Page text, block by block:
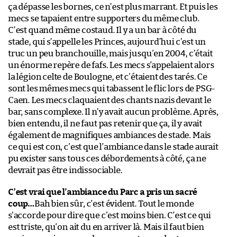
ça dépasse les bornes, ce n’est plus marrant. Et puis les
mecs se tapaient entre supporters du même club.
C’est quand même costaud. Il y a un bar à côté du
stade, qui s’appelle les Princes, aujourd’hui c’est un
truc un peu branchouille, mais jusqu’en 2004, c’était
un énorme repère de fafs. Les mecs s’appelaient alors
la légion celte de Boulogne, et c’étaient des tarés. Ce
sont les mêmes mecs qui tabassent le flic lors de PSG-
Caen. Les mecs claquaient des chants nazis devant le
bar, sans complexe. Il n’y avait aucun problème. Après,
bien entendu, il ne faut pas retenir que ça, il y avait
également de magnifiques ambiances de stade. Mais
ce qui est con, c’est que l’ambiance dans le stade aurait
pu exister sans tous ces débordements à côté, ça ne
devrait pas être indissociable.
C’est vrai que l’ambiance du Parc a pris un sacré
coup…Bah bien sûr, c’est évident. Tout le monde
s’accorde pour dire que c’est moins bien. C’est ce qui
est triste, qu’on ait du en arriver là. Mais il faut bien